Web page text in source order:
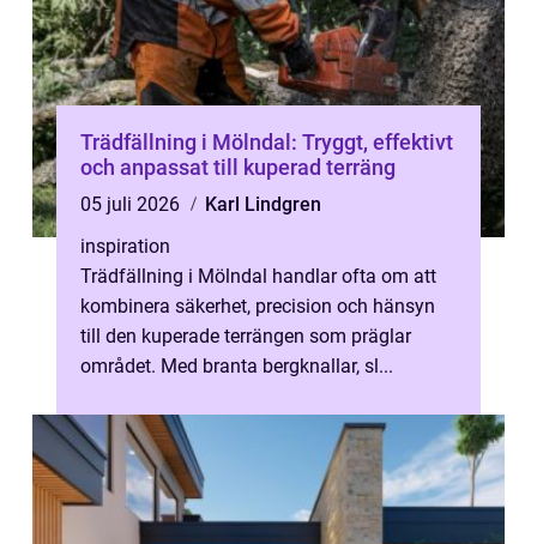
Trädfällning i Mölndal: Tryggt, effektivt
och anpassat till kuperad terräng
05 juli 2026
Karl Lindgren
inspiration
Trädfällning i Mölndal handlar ofta om att
kombinera säkerhet, precision och hänsyn
till den kuperade terrängen som präglar
området. Med branta bergknallar, sl...